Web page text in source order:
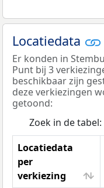
Locatiedata
Er konden in
Punt bij 3
beschikbaar zijn
deze verkiezingen
getoond:
Zoek in de tabel:
Locatiedata
per
verkiezing